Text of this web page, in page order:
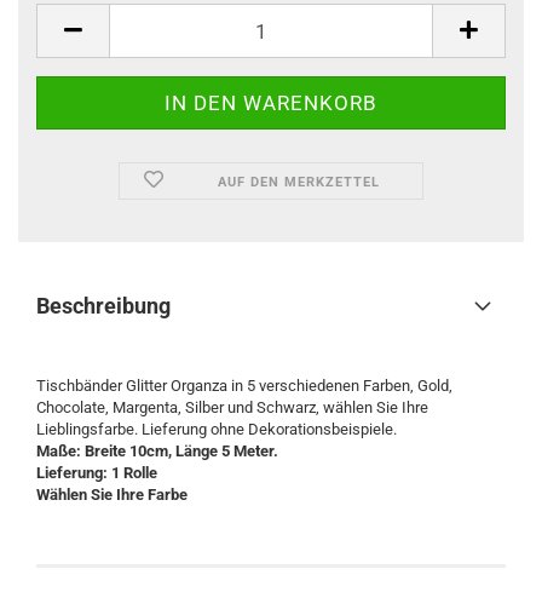
AUF DEN MERKZETTEL
Beschreibung
Tischbänder Glitter Organza in 5 verschiedenen Farben, Gold,
Chocolate, Margenta, Silber und Schwarz, wählen Sie Ihre
Lieblingsfarbe. Lieferung ohne Dekorationsbeispiele.
Maße: Breite 10cm, Länge 5 Meter.
Lieferung: 1 Rolle
Wählen Sie Ihre Farbe